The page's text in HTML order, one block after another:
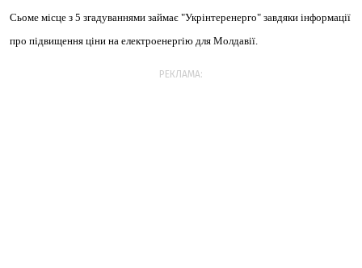
Сьоме місце з 5 згадуваннями займає "Укрінтеренерго" завдяки інформації
про підвищення ціни на електроенергію для Молдавії.
РЕКЛАМА: